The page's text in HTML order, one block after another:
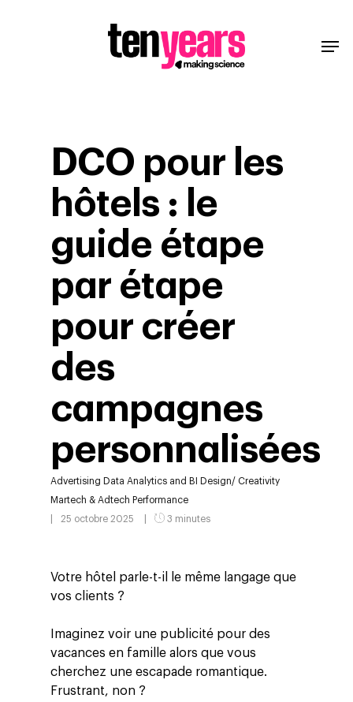
DCO pour les
hôtels : le
guide étape
par étape
pour créer
des
campagnes
personnalisées
Advertising Data Analytics and BI
Design/ Creativity
Martech & Adtech Performance
25 octobre 2025
3 minutes
Votre hôtel parle-t-il le même langage que
vos clients ?
Imaginez voir une publicité pour des
vacances en famille alors que vous
cherchez une escapade romantique.
Frustrant, non ?